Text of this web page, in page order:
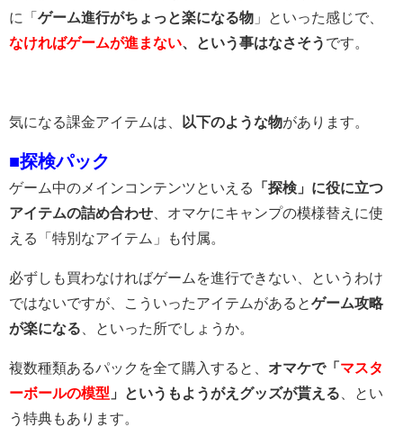
に「 ゲーム進行がちょっと楽になる物 」といった感じで、
なければゲームが進まない 、という事はなさそう です。
気になる課金アイテムは、 以下のような物があります。
■探検パック
ゲーム中のメインコンテンツといえる
「探検」に役に立つ
アイテムの詰め合わせ 、オマケにキャンプの模様替えに使
える「特別なアイテム」も付属。
必ずしも買わなければゲームを進行できない、というわけ
ではないですが、こういったアイテムがあるとゲーム攻略
が楽になる 、といった所でしょうか。
複数種類あるパックを全て購入すると、 オマケで「 マスタ
ーボールの模型 」というもようがえグッズが貰える 、とい
う特典もあります。